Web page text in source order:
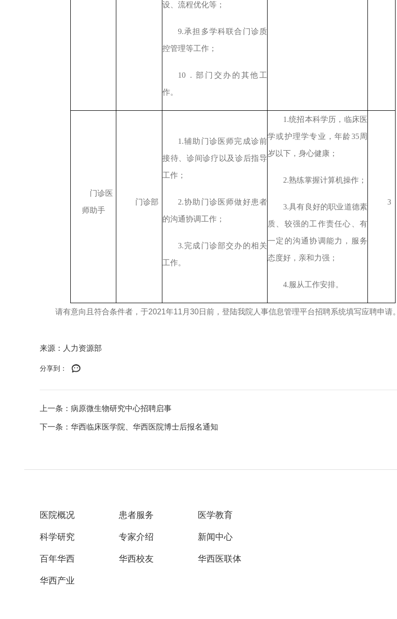
设、流程优化等；
9.承担 多学科联合门诊质
控管理等工作 ；
10．部门交办的其他工
作。
门诊医
师助手
门诊部
1.辅助门诊医师完成诊前
接待、诊间诊疗以及诊后指导
工作 ；
2.协助门诊医师做好患者
的沟通协调工作 ；
3.完成门诊部交办的相关
工作。
1.统招本科学历，临床医
学或护理学专业，年龄35周
岁以下，身心健康；
2.熟练掌握计算机操作；
3.具有良好的职业道德素
质、较强的工作责任心、有
一定的沟通协调能力，服务
态度好，亲和力强；
4.服从工作安排。
3
请有意向且符合条件者，于2021年11月30日前，登陆我院人事信息管理平台招聘系统填写应聘申请。
来源：人力资源部
分享到：
上一条：病原微生物研究中心招聘启事
下一条：华西临床医学院、华西医院博士后报名通知
医院概况 患者服务 医学教育
科学研究 专家介绍 新闻中心
百年华西 华西校友 华西医联体
华西产业